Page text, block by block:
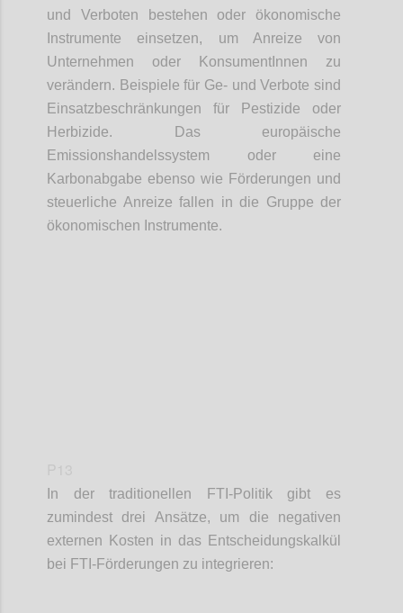
und Verboten bestehen oder ökonomische
Instrumente einsetzen, um Anreize von
Unternehmen oder KonsumentInnen zu
verändern. Beispiele für Ge- und Verbote sind
Einsatzbeschränkungen für Pestizide oder
Herbizide. Das europäische
Emissionshandelssystem oder eine
Karbonabgabe ebenso wie Förderungen und
steuerliche Anreize fallen in die Gruppe der
ökonomischen Instrumente.
In der traditionellen FTI-Politik gibt es
zumindest drei Ansätze, um die negativen
externen Kosten in das Entscheidungskalkül
bei FTI-Förderungen zu integrieren: